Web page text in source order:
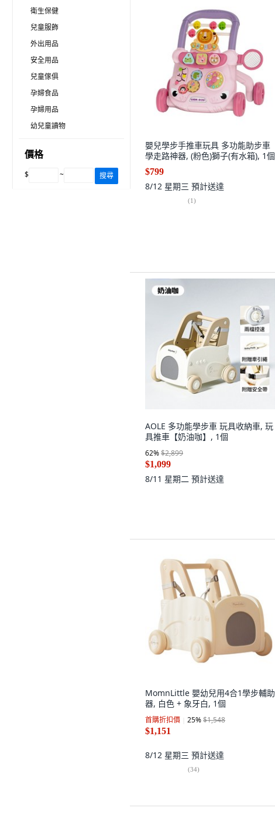
衛生保健
兒童服飾
外出用品
安全用品
兒童傢俱
孕婦食品
孕婦用品
幼兒童讀物
價格
$ ~ 搜尋
嬰兒學步手推車玩具 多功能助步車
學走路神器, (粉色)獅子(有水箱), 1個
$799
8/12 星期三 預計送達
(1)
AOLE 多功能學步車 玩具收納車, 玩
具推車【奶油咖】, 1個
62%$2,899
$1,099
8/11 星期二 預計送達
MomnLittle 嬰幼兒用4合1學步輔助
器, 白色 + 象牙白, 1個
首購折扣價 25%$1,548
$1,151
8/12 星期三 預計送達
(34)